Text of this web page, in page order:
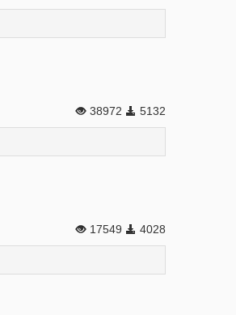
38972 5132
17549 4028